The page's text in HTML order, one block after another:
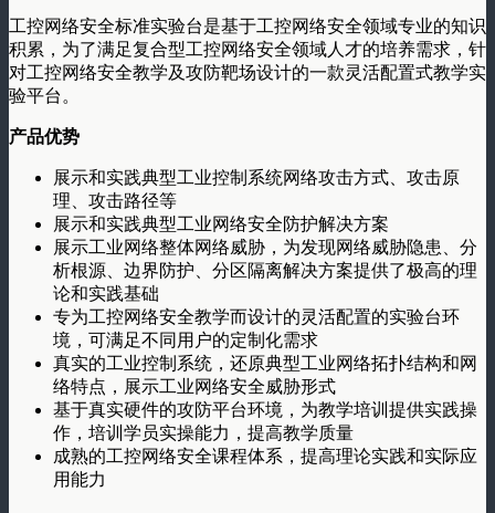
工控网络安全标准实验台是基于工控网络安全领域专业的知识
积累，为了满足复合型工控网络安全领域人才的培养需求，针
对工控网络安全教学及攻防靶场设计的一款灵活配置式教学实
验平台。
产品优势
展示和实践典型工业控制系统网络攻击方式、攻击原
理、攻击路径等
展示和实践典型工业网络安全防护解决方案
展示工业网络整体网络威胁，为发现网络威胁隐患、分
析根源、边界防护、分区隔离解决方案提供了极高的理
论和实践基础
专为工控网络安全教学而设计的灵活配置的实验台环
境，可满足不同用户的定制化需求
真实的工业控制系统，还原典型工业网络拓扑结构和网
络特点，展示工业网络安全威胁形式
基于真实硬件的攻防平台环境，为教学培训提供实践操
作，培训学员实操能力，提高教学质量
成熟的工控网络安全课程体系，提高理论实践和实际应
用能力